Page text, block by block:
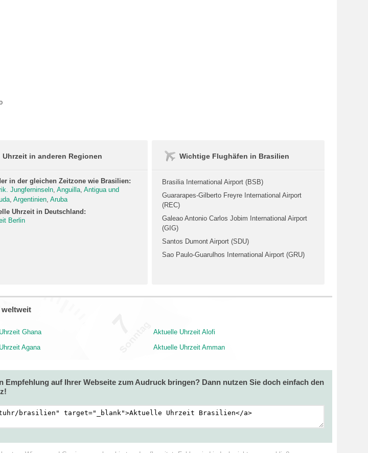
Uhrzeit in anderen Regionen
in der gleichen Zeitzone wie Brasilien:
Jungferninseln, Anguilla, Antigua und
, Argentinien, Aruba
Uhrzeit in Deutschland:
Berlin
Wichtige Flughäfen in Brasilien
Brasilia International Airport (BSB)
Guararapes-Gilberto Freyre International Airport
(REC)
Galeao Antonio Carlos Jobim International Airport
(GIG)
Santos Dumont Airport (SDU)
Sao Paulo-Guarulhos International Airport (GRU)
weltweit
Ghana
Agana
Aktuelle Uhrzeit Alofi
Aktuelle Uhrzeit Amman
auf Ihrer Webseite zum Audruck bringen? Dann nutzen Sie doch einfach den